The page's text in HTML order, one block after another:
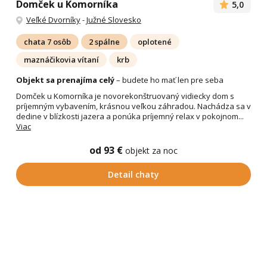
Domček u Komorníka 5,0
Veľké Dvorníky-Južné Slovesko
chata 7 osôb 2 spálne
oplotené
maznáčikovia vítaní
krb
Objekt sa prenajíma celý– budete ho mať len pre seba
Domček u Komorníka je novorekonštruovaný vidiecky dom s
príjemným vybavením, krásnou veľkou záhradou. Nachádza sa v
dedine v blízkosti jazera a ponúka príjemný relax v pokojnom...
Viac
od 93 € objekt za noc
Detail chaty